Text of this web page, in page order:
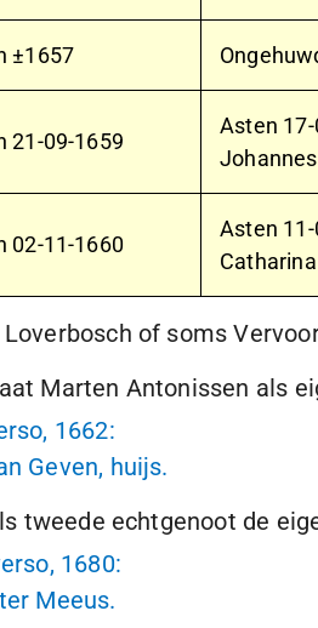
±1657
21-09-1659
Asten
02-11-1660
Asten
of soms
Marten Antonissen als
1662:
Geven, huijs.
tweede echtgenoot de
1680:
Meeus.